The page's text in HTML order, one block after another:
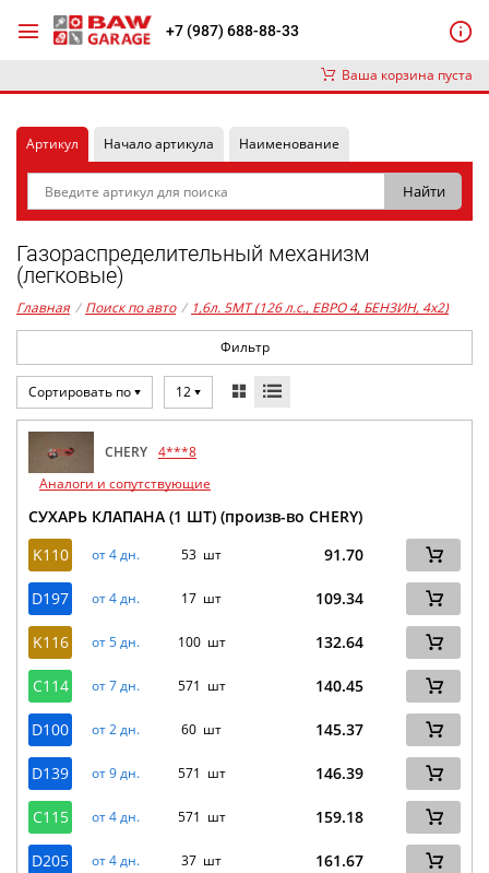
+7 (987) 688-88-33
Ваша корзина пуста
Артикул Начало артикула Наименование
Газораспределительный механизм
(легковые)
Главная / Поиск по авто / 1,6л. 5MT (126 л.с., ЕВРО 4, БЕНЗИН, 4x2)
Фильтр
Сортировать по 12
CHERY 4***8
Аналоги и сопутствующие
СУХАРЬ КЛАПАНА (1 ШТ) (произв-во CHERY)
K110
от 4 дн. 53 шт 91.70
D197 от 4 дн. 17 шт 109.34
K116 от 5 дн. 100 шт 132.64
C114 от 7 дн. 571 шт 140.45
D100 от 2 дн. 60 шт 145.37
D139 от 9 дн. 571 шт 146.39
C115 от 4 дн. 571 шт 159.18
D205 от 4 дн. 37 шт 161.67